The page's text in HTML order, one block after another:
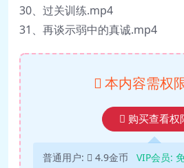
30、过关训练.mp4
31、再谈示弱中的真诚.mp4
本内容需权
购买查看权
普通用户: 4.9金币 VIP会员: